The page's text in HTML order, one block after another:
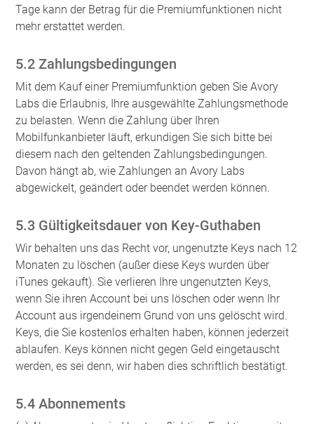
Tage kann der Betrag für die Premiumfunktionen nicht
mehr erstattet werden.
5.2 Zahlungsbedingungen
Mit dem Kauf einer Premiumfunktion geben Sie Avory
Labs die Erlaubnis, Ihre ausgewählte Zahlungsmethode
zu belasten. Wenn die Zahlung über Ihren
Mobilfunkanbieter läuft, erkundigen Sie sich bitte bei
diesem nach den geltenden Zahlungsbedingungen.
Davon hängt ab, wie Zahlungen an Avory Labs
abgewickelt, geändert oder beendet werden können.
5.3 Gültigkeitsdauer von Key-Guthaben
Wir behalten uns das Recht vor, ungenutzte Keys nach 12
Monaten zu löschen (außer diese Keys wurden über
iTunes gekauft). Sie verlieren Ihre ungenutzten Keys,
wenn Sie ihren Account bei uns löschen oder wenn Ihr
Account aus irgendeinem Grund von uns gelöscht wird.
Keys, die Sie kostenlos erhalten haben, können jederzeit
ablaufen. Keys können nicht gegen Geld eingetauscht
werden, es sei denn, wir haben dies schriftlich bestätigt.
5.4 Abonnements